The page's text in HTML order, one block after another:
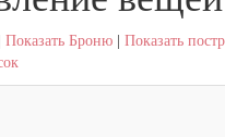
Показать Броню
Показать